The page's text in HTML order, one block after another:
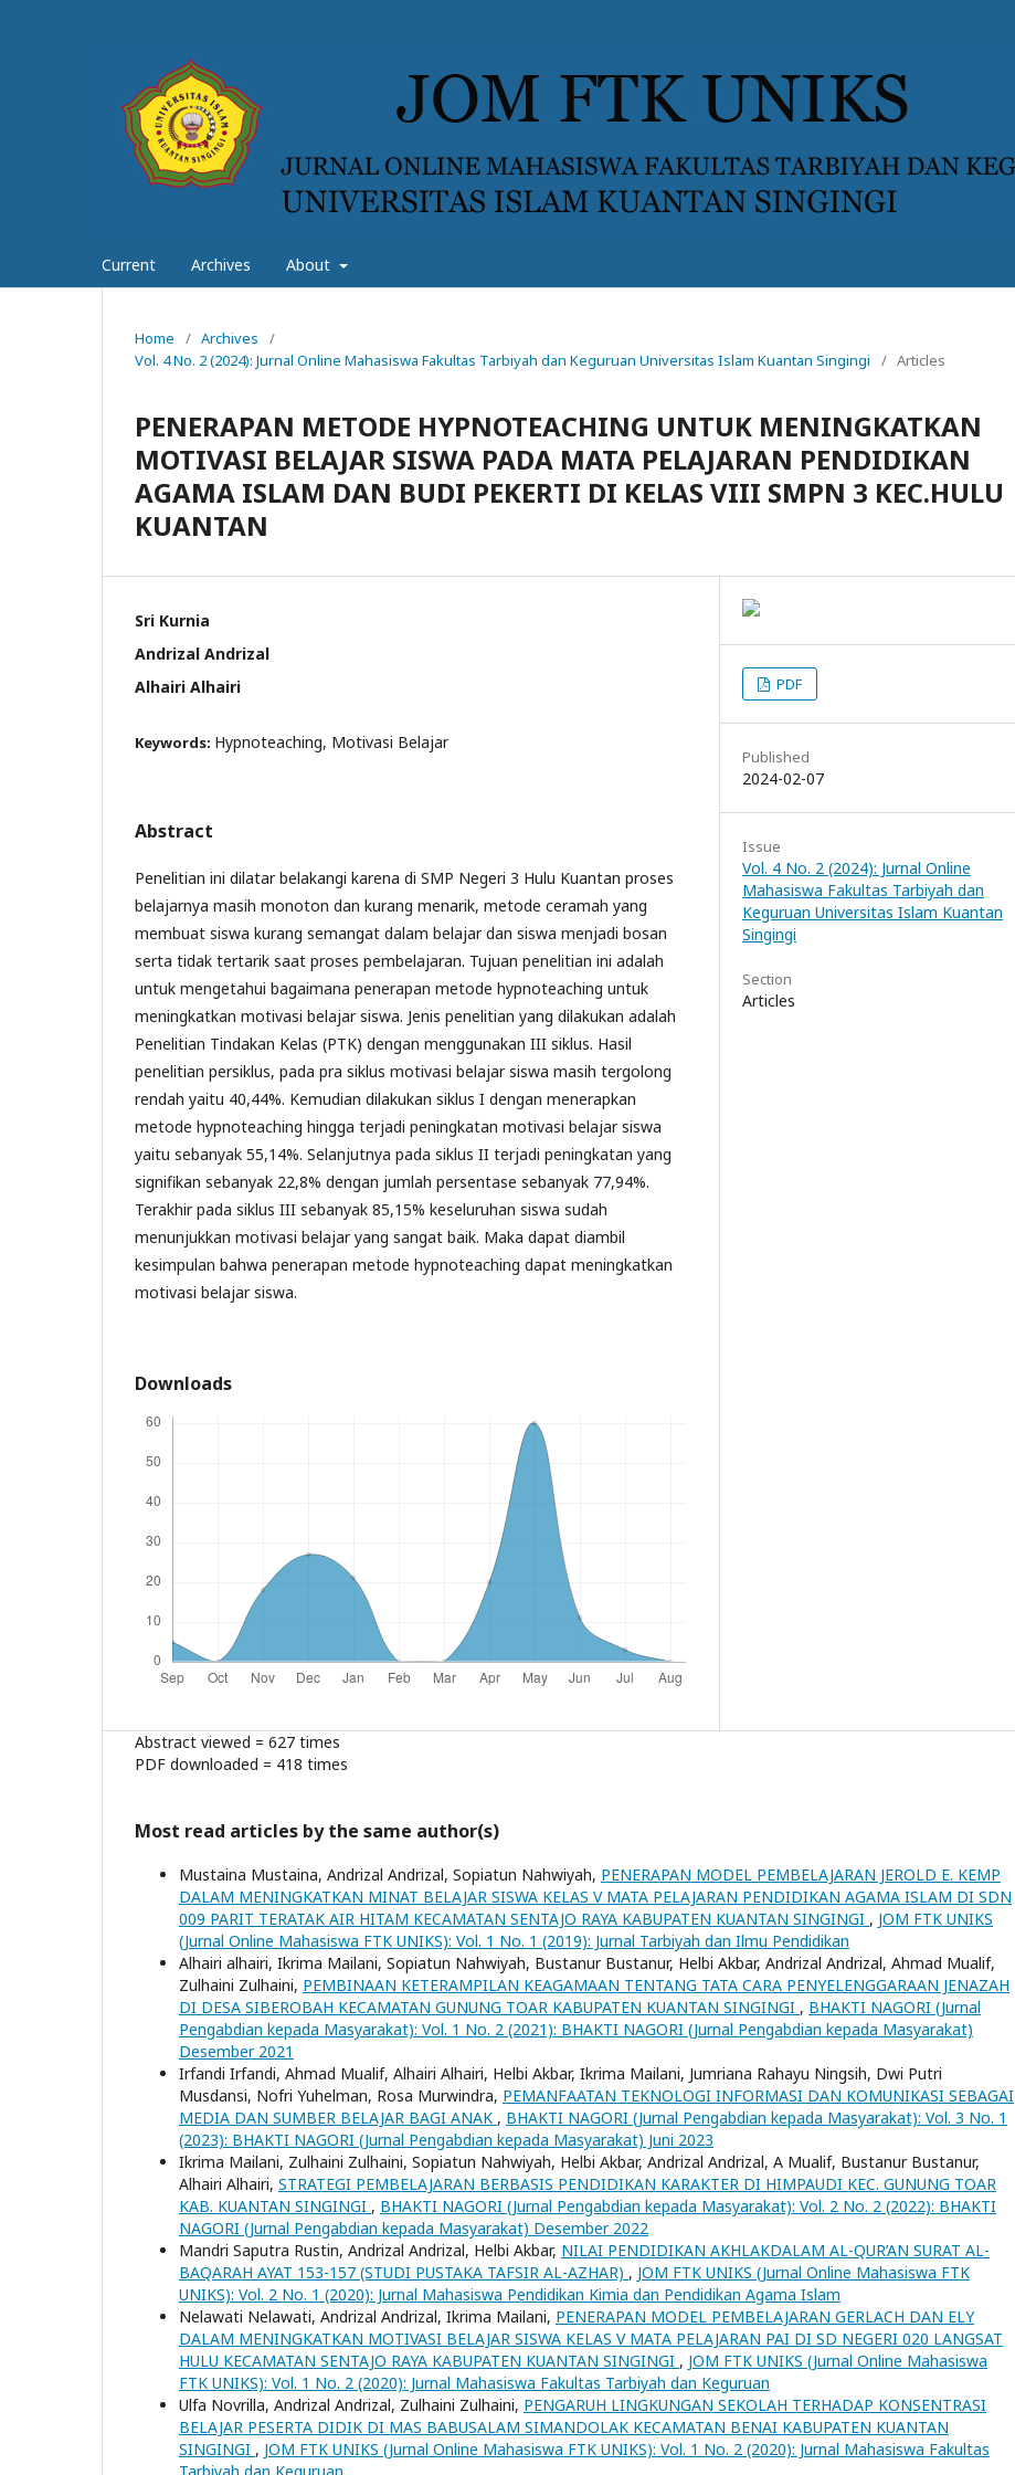
Current Archives About
Home / Archives
/
Vol. 4 No. 2 (2024): Jurnal Online Mahasiswa Fakultas Tarbiyah dan Keguruan Universitas Islam Kuantan Singingi
/ Articles
PENERAPAN METODE HYPNOTEACHING UNTUK MENINGKATKAN
MOTIVASI BELAJAR SISWA PADA MATA PELAJARAN PENDIDIKAN
AGAMA ISLAM DAN BUDI PEKERTI DI KELAS VIII SMPN 3 KEC.HULU
KUANTAN
Sri Kurnia
Andrizal Andrizal
Alhairi Alhairi
Keywords: Hypnoteaching, Motivasi Belajar
Abstract
Penelitian ini dilatar belakangi karena di SMP Negeri 3 Hulu Kuantan proses
belajarnya masih monoton dan kurang menarik, metode ceramah yang
membuat siswa kurang semangat dalam belajar dan siswa menjadi bosan
serta tidak tertarik saat proses pembelajaran. Tujuan penelitian ini adalah
untuk mengetahui bagaimana penerapan metode hypnoteaching untuk
meningkatkan motivasi belajar siswa. Jenis penelitian yang dilakukan adalah
Penelitian Tindakan Kelas (PTK) dengan menggunakan III siklus. Hasil
penelitian persiklus, pada pra siklus motivasi belajar siswa masih tergolong
rendah yaitu 40,44%. Kemudian dilakukan siklus I dengan menerapkan
metode hypnoteaching hingga terjadi peningkatan motivasi belajar siswa
yaitu sebanyak 55,14%. Selanjutnya pada siklus II terjadi peningkatan yang
signifikan sebanyak 22,8% dengan jumlah persentase sebanyak 77,94%.
Terakhir pada siklus III sebanyak 85,15% keseluruhan siswa sudah
menunjukkan motivasi belajar yang sangat baik. Maka dapat diambil
kesimpulan bahwa penerapan metode hypnoteaching dapat meningkatkan
motivasi belajar siswa.
Downloads
PDF
Published
2024-02-07
Issue
Vol. 4 No. 2 (2024): Jurnal Online
Mahasiswa Fakultas Tarbiyah dan
Keguruan Universitas Islam Kuantan
Singingi
Section
Articles
Abstract viewed = 627 times
PDF downloaded = 418 times
Most read articles by the same author(s)
Mustaina Mustaina, Andrizal Andrizal, Sopiatun Nahwiyah, PENERAPAN MODEL PEMBELAJARAN JEROLD E. KEMP
DALAM MENINGKATKAN MINAT BELAJAR SISWA KELAS V MATA PELAJARAN PENDIDIKAN AGAMA ISLAM DI SDN
009 PARIT TERATAK AIR HITAM KECAMATAN SENTAJO RAYA KABUPATEN KUANTAN SINGINGI , JOM FTK UNIKS
(Jurnal Online Mahasiswa FTK UNIKS): Vol. 1 No. 1 (2019): Jurnal Tarbiyah dan Ilmu Pendidikan
Alhairi alhairi, Ikrima Mailani, Sopiatun Nahwiyah, Bustanur Bustanur, Helbi Akbar, Andrizal Andrizal, Ahmad Mualif,
Zulhaini Zulhaini, PEMBINAAN KETERAMPILAN KEAGAMAAN TENTANG TATA CARA PENYELENGGARAAN JENAZAH
DI DESA SIBEROBAH KECAMATAN GUNUNG TOAR KABUPATEN KUANTAN SINGINGI , BHAKTI NAGORI (Jurnal
Pengabdian kepada Masyarakat): Vol. 1 No. 2 (2021): BHAKTI NAGORI (Jurnal Pengabdian kepada Masyarakat)
Desember 2021
Irfandi Irfandi, Ahmad Mualif, Alhairi Alhairi, Helbi Akbar, Ikrima Mailani, Jumriana Rahayu Ningsih, Dwi Putri
Musdansi, Nofri Yuhelman, Rosa Murwindra, PEMANFAATAN TEKNOLOGI INFORMASI DAN KOMUNIKASI SEBAGAI
MEDIA DAN SUMBER BELAJAR BAGI ANAK , BHAKTI NAGORI (Jurnal Pengabdian kepada Masyarakat): Vol. 3 No. 1
(2023): BHAKTI NAGORI (Jurnal Pengabdian kepada Masyarakat) Juni 2023
Ikrima Mailani, Zulhaini Zulhaini, Sopiatun Nahwiyah, Helbi Akbar, Andrizal Andrizal, A Mualif, Bustanur Bustanur,
Alhairi Alhairi, STRATEGI PEMBELAJARAN BERBASIS PENDIDIKAN KARAKTER DI HIMPAUDI KEC. GUNUNG TOAR
KAB. KUANTAN SINGINGI , BHAKTI NAGORI (Jurnal Pengabdian kepada Masyarakat): Vol. 2 No. 2 (2022): BHAKTI
NAGORI (Jurnal Pengabdian kepada Masyarakat) Desember 2022
Mandri Saputra Rustin, Andrizal Andrizal, Helbi Akbar, NILAI PENDIDIKAN AKHLAKDALAM AL-QUR’AN SURAT AL-
BAQARAH AYAT 153-157 (STUDI PUSTAKA TAFSIR AL-AZHAR) , JOM FTK UNIKS (Jurnal Online Mahasiswa FTK
UNIKS): Vol. 2 No. 1 (2020): Jurnal Mahasiswa Pendidikan Kimia dan Pendidikan Agama Islam
Nelawati Nelawati, Andrizal Andrizal, Ikrima Mailani, PENERAPAN MODEL PEMBELAJARAN GERLACH DAN ELY
DALAM MENINGKATKAN MOTIVASI BELAJAR SISWA KELAS V MATA PELAJARAN PAI DI SD NEGERI 020 LANGSAT
HULU KECAMATAN SENTAJO RAYA KABUPATEN KUANTAN SINGINGI , JOM FTK UNIKS (Jurnal Online Mahasiswa
FTK UNIKS): Vol. 1 No. 2 (2020): Jurnal Mahasiswa Fakultas Tarbiyah dan Keguruan
Ulfa Novrilla, Andrizal Andrizal, Zulhaini Zulhaini, PENGARUH LINGKUNGAN SEKOLAH TERHADAP KONSENTRASI
BELAJAR PESERTA DIDIK DI MAS BABUSALAM SIMANDOLAK KECAMATAN BENAI KABUPATEN KUANTAN
SINGINGI , JOM FTK UNIKS (Jurnal Online Mahasiswa FTK UNIKS): Vol. 1 No. 2 (2020): Jurnal Mahasiswa Fakultas